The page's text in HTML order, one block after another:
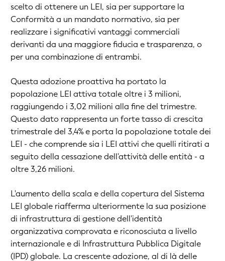
scelto di ottenere un LEI, sia per supportare la
Conformità a un mandato normativo, sia per
realizzare i significativi vantaggi commerciali
derivanti da una maggiore fiducia e trasparenza, o
per una combinazione di entrambi.
Questa adozione proattiva ha portato la
popolazione LEI attiva totale oltre i 3 milioni,
raggiungendo i 3,02 milioni alla fine del trimestre.
Questo dato rappresenta un forte tasso di crescita
trimestrale del 3,4% e porta la popolazione totale dei
LEI - che comprende sia i LEI attivi che quelli ritirati a
seguito della cessazione dell'attività delle entità - a
oltre 3,26 milioni.
L'aumento della scala e della copertura del Sistema
LEI globale riafferma ulteriormente la sua posizione
di infrastruttura di gestione dell'identità
organizzativa comprovata e riconosciuta a livello
internazionale e di Infrastruttura Pubblica Digitale
(IPD) globale. La crescente adozione, al di là delle